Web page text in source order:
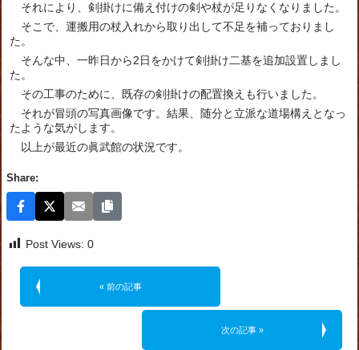
それにより、剣掛けに備え付けの剣や杖が足りなくなりました。
そこで、運搬用の杖入れから取り出して不足を補っておりまし
た。
そんな中、一昨日から2日をかけて剣掛け二基を追加設置しまし
た。
その工事のために、既存の剣掛けの配置換えも行いました。
それが冒頭の写真画像です。結果、随分と立派な道場構えとなっ
たような気がします。
以上が最近の眞武館の状況です。
Share:
Post Views: 0
« 前の記事
次の記事 »